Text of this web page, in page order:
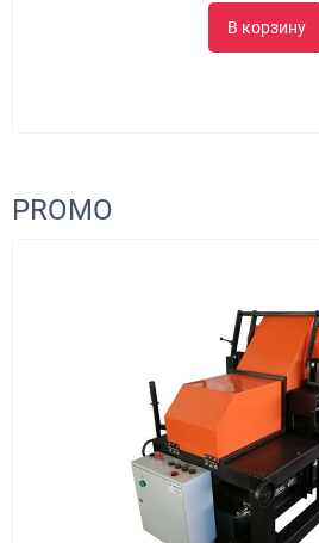
В корзину
PROMO